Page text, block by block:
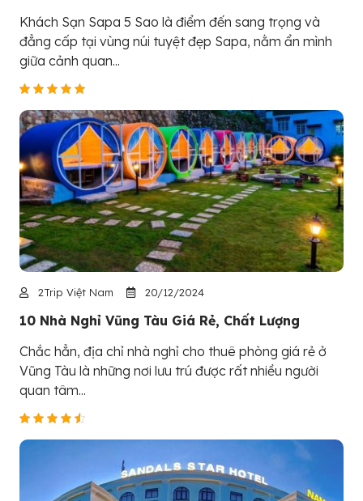
Khách Sạn Sapa 5 Sao là điểm đến sang trọng và
đẳng cấp tại vùng núi tuyệt đẹp Sapa, nằm ẩn mình
giữa cảnh quan...
2Trip Việt Nam 20/12/2024
10 Nhà Nghỉ Vũng Tàu Giá Rẻ, Chất Lượng
Chắc hẳn, địa chỉ nhà nghỉ cho thuê phòng giá rẻ ở
Vũng Tàu là những nơi lưu trú được rất nhiều người
quan tâm...